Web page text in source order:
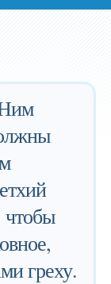
чтобы
греху.